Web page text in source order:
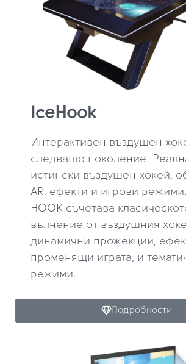
IceHook
Интерактивен въздушен
следващо поколение.
истински въздушен хокей,
AR, ефекти и игрови
HOOK съчетава
вълнение от въздушния
динамични прожекции,
променящи играта, и
режими.
Подробности